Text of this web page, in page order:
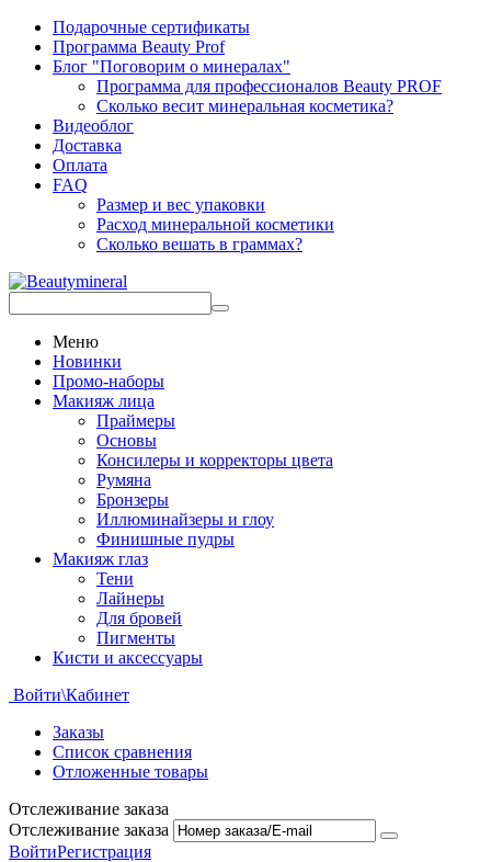
Подарочные сертификаты
Программа Beauty Prof
Блог "Поговорим о минералах"
Программа для профессионалов Beauty PROF
Сколько весит минеральная косметика?
Видеоблог
Доставка
Оплата
FAQ
Размер и вес упаковки
Расход минеральной косметики
Сколько вешать в граммах?
Меню
Новинки
Промо-наборы
Макияж лица
Праймеры
Основы
Консилеры и корректоры цвета
Румяна
Бронзеры
Иллюминайзеры и глоу
Финишные пудры
Макияж глаз
Тени
Лайнеры
Для бровей
Пигменты
Кисти и аксессуары
Войти\Кабинет
Заказы
Список сравнения
Отложенные товары
Отслеживание заказа
Отслеживание заказа
ВойтиРегистрация